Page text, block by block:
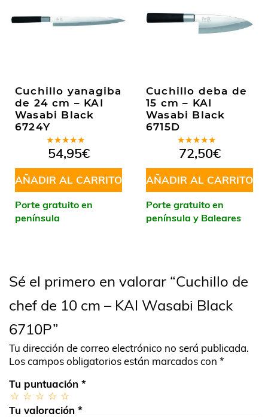
Cuchillo yanagiba
de 24 cm – KAI
Wasabi Black
6724Y
Valorado
en5.00de
5
54,95€
AÑADIR AL CARRITO
Porte gratuito en
península
Cuchillo deba de
15 cm – KAI
Wasabi Black
6715D
Valorado
en5.00de
5
72,50€
AÑADIR AL CARRITO
Porte gratuito en
península y Baleares
Sé el primero en valorar “Cuchillo de
chef de 10 cm – KAI Wasabi Black
6710P”
Tu dirección de correo electrónico no será publicada.
Los campos obligatorios están marcados con *
Tu puntuación *
Tu valoración *